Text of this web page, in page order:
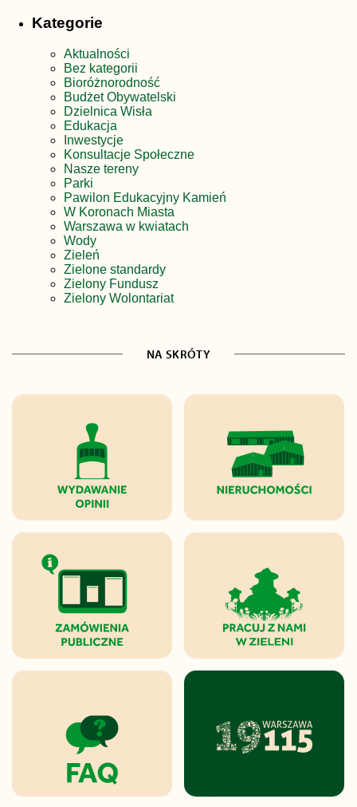
Kategorie
Aktualności
Bez kategorii
Bioróżnorodność
Budżet Obywatelski
Dzielnica Wisła
Edukacja
Inwestycje
Konsultacje Społeczne
Nasze tereny
Parki
Pawilon Edukacyjny Kamień
W Koronach Miasta
Warszawa w kwiatach
Wody
Zieleń
Zielone standardy
Zielony Fundusz
Zielony Wolontariat
NA SKRÓTY